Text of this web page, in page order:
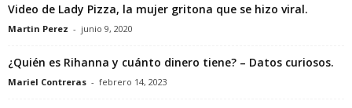
Video de Lady Pizza, la mujer gritona que se hizo viral.
Martin Perez - junio 9, 2020
¿Quién es Rihanna y cuánto dinero tiene? – Datos curiosos.
Mariel Contreras - febrero 14, 2023